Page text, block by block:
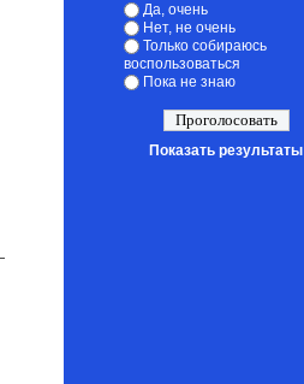
Да, очень
Нет, не очень
Только собираюсь
воспользоваться
Пока не знаю
Показать результаты